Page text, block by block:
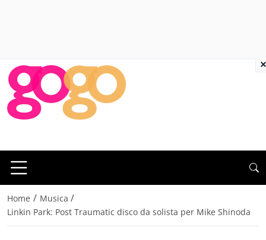
Home / Musica /
Linkin Park: Post Traumatic disco da solista per Mike Shinoda
×